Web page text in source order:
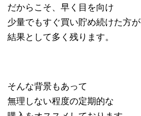
だからこそ、早く目を向け
少量でもすぐ買い貯め続けた方が
結果として多く残ります。
そんな背景もあって
無理しない程度の定期的な